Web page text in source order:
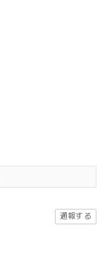
通報する